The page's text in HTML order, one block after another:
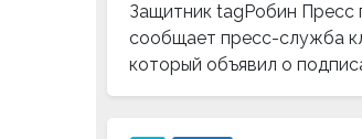
Защитник tagРобин Пресс
сообщает пресс-служба
который объявил о